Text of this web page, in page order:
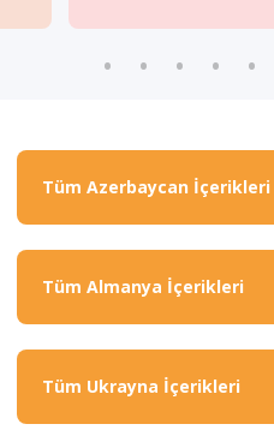
Tüm Azerbaycan İçerikleri
Tüm Almanya İçerikleri
Tüm Ukrayna İçerikleri